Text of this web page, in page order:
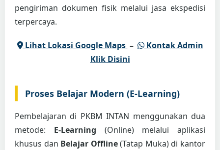
pengiriman dokumen fisik melalui jasa ekspedisi
terpercaya.
Lihat Lokasi Google Maps –
Kontak Admin
Klik Disini
Proses Belajar Modern (E-Learning)
Pembelajaran di PKBM INTAN menggunakan dua
metode: E-Learning (Online) melalui aplikasi
khusus dan Belajar Offline(Tatap Muka) di kantor